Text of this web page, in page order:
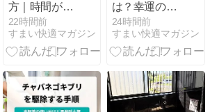
方｜時間がた
った血・経
血・服のシミ
を落とす方法
22時間前
すまい快適マガジン
は？幸運の象
徴と種類・見
つけたときの
対応
24時間前
すまい快適マガジン